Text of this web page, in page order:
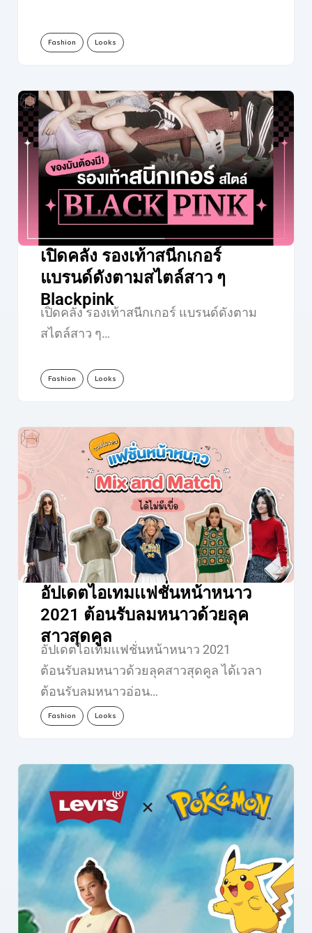
Fashion Looks
เปิดคลัง รองเท้าสนีกเกอร์
แบรนด์ดังตามสไตล์สาว ๆ
Blackpink
เปิดคลัง รองเท้าสนีกเกอร์ แบรนด์ดังตาม
สไตล์สาว ๆ…
Fashion Looks
อัปเดตไอเทมเเฟชั่นหน้าหนาว
2021 ต้อนรับลมหนาวด้วยลุค
สาวสุดคูล
อัปเดตไอเทมเเฟชั่นหน้าหนาว 2021
ต้อนรับลมหนาวด้วยลุคสาวสุดคูล ได้เวลา
ต้อนรับลมหนาวอ่อน…
Fashion Looks